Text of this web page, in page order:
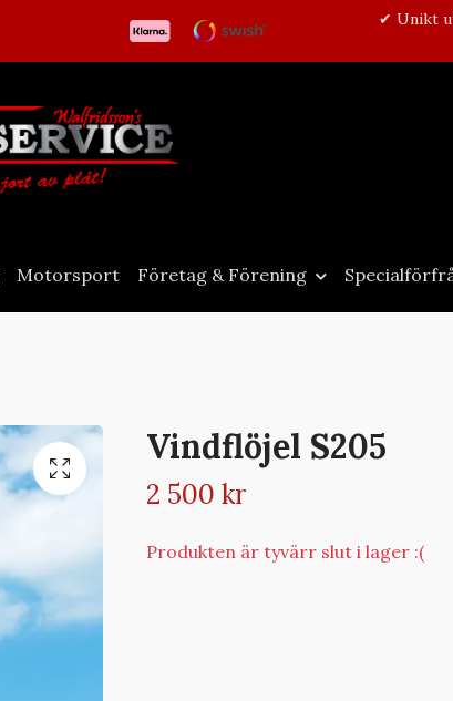
✔ Unikt
Motorsport Företag & Förening
Vindflöjel S205
2 500 kr
Produkten är tyvärr slut i lager :(